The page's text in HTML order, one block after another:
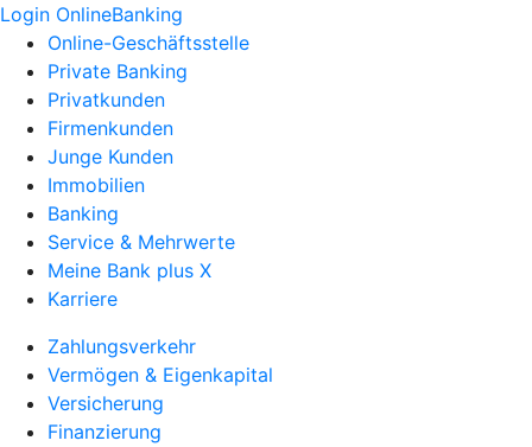
Login OnlineBanking
Online-Geschäftsstelle
Private Banking
Privatkunden
Firmenkunden
Junge Kunden
Immobilien
Banking
Service & Mehrwerte
Meine Bank plus X
Karriere
Zahlungsverkehr
Vermögen & Eigenkapital
Versicherung
Finanzierung